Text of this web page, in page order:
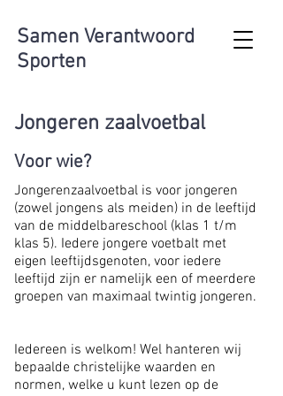
Samen Verantwoord
Sporten
Jongeren zaalvoetbal
Voor wie?
Jongerenzaalvoetbal is voor jongeren
(zowel jongens als meiden) in de leeftijd
van de middelbareschool (klas 1 t/m
klas 5). Iedere jongere voetbalt met
eigen leeftijdsgenoten, voor iedere
leeftijd zijn er namelijk een of meerdere
groepen van maximaal twintig jongeren.
Iedereen is welkom! Wel hanteren wij
bepaalde christelijke waarden en
normen, welke u kunt lezen op de